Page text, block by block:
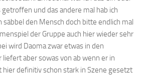
und das andere mal hab ich
säbbel den Mensch doch bitte endlich mal
der Gruppe auch hier wieder sehr
wird Daoma zwar etwas in den
aber sowas von ab wenn er in
definitiv schon stark in Szene gesetzt